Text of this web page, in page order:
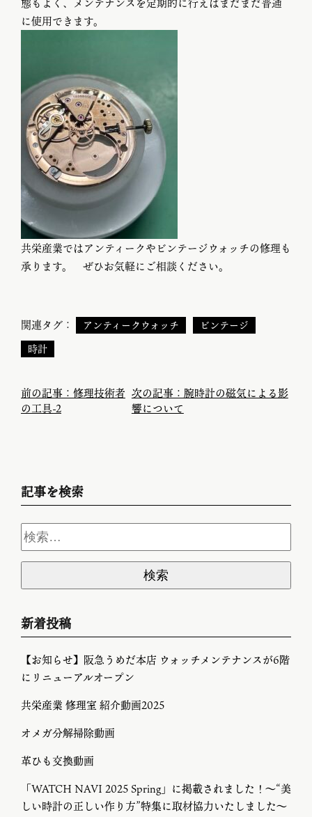
に使用できます。
共栄産業ではアンティークやビンテージウォッチの修理も
承ります。 ぜひお気軽にご相談ください。
関連タグ： アンティークウォッチ
ビンテージ
時計
前の記事：修理技術者
の工具-2
次の記事：腕時計の磁気による影
響について
記事を検索
新着投稿
【お知らせ】阪急うめだ本店 ウォッチメンテナンスが6階
にリニューアルオープン
共栄産業 修理室 紹介動画2025
オメガ分解掃除動画
革ひも交換動画
「WATCH NAVI 2025 Spring」に掲載されました！～“美
しい時計の正しい作り方”特集に取材協力いたしました～